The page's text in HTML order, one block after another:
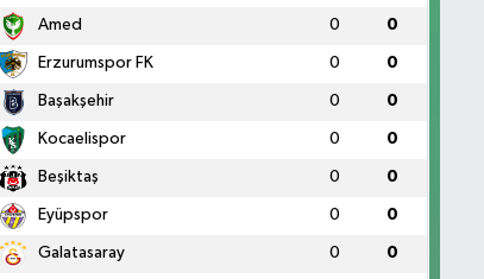
Amed 0 0
Erzurumspor FK 0 0
Başakşehir 0 0
Kocaelispor 0 0
Beşiktaş 0 0
Eyüpspor 0 0
Galatasaray 0 0